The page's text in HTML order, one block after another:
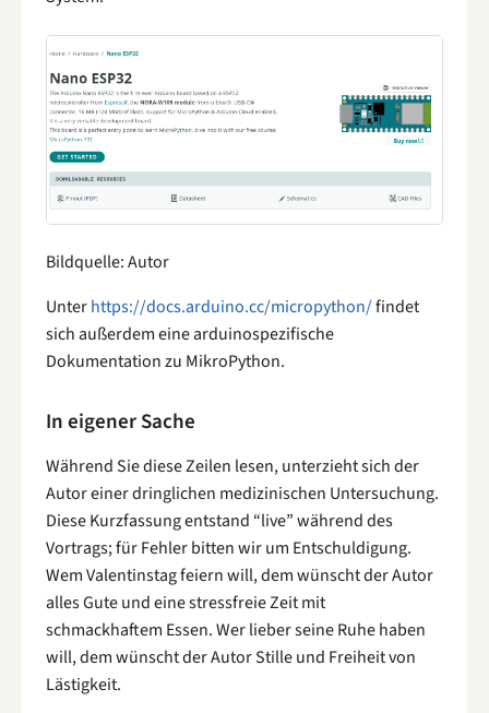
Bildquelle: Autor
Unterhttps://docs.arduino.cc/micropython/findet
sich außerdem eine arduinospezifische
Dokumentation zu MikroPython.
In eigener Sache
Während Sie diese Zeilen lesen, unterzieht sich der
Autor einer dringlichen medizinischen Untersuchung.
Diese Kurzfassung entstand “live” während des
Vortrags; für Fehler bitten wir um Entschuldigung.
Wem Valentinstag feiern will, dem wünscht der Autor
alles Gute und eine stressfreie Zeit mit
schmackhaftem Essen. Wer lieber seine Ruhe haben
will, dem wünscht der Autor Stille und Freiheit von
Lästigkeit.